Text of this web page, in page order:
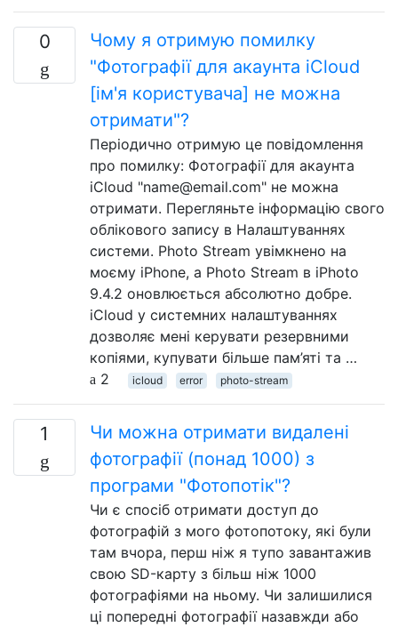
0
Чому я отримую помилку
"Фотографії для акаунта iCloud
[ім'я користувача] не можна
отримати"?
Періодично отримую це повідомлення
про помилку: Фотографії для акаунта
iCloud "name@email.com" не можна
отримати. Перегляньте інформацію свого
облікового запису в Налаштуваннях
системи. Photo Stream увімкнено на
моєму iPhone, а Photo Stream в iPhoto
9.4.2 оновлюється абсолютно добре.
iCloud у системних налаштуваннях
дозволяє мені керувати резервними
копіями, купувати більше пам’яті та …
2
icloud error photo-stream
1
Чи можна отримати видалені
фотографії (понад 1000) з
програми "Фотопотік"?
Чи є спосіб отримати доступ до
фотографій з мого фотопотоку, які були
там вчора, перш ніж я тупо завантажив
свою SD-карту з більш ніж 1000
фотографіями на ньому. Чи залишилися
ці попередні фотографії назавжди або